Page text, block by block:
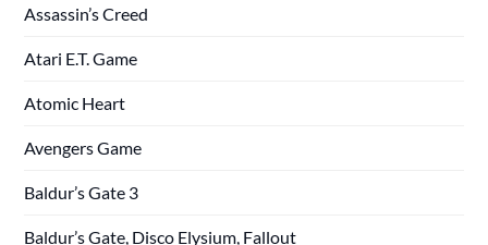
Assassin’s Creed
Atari E.T. Game
Atomic Heart
Avengers Game
Baldur’s Gate 3
Baldur’s Gate, Disco Elysium, Fallout